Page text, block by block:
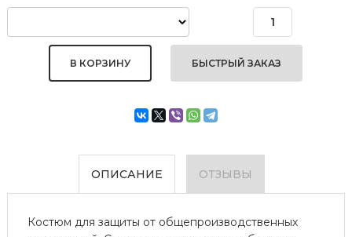
БЫСТРЫЙ ЗАКАЗ
ОПИСАНИЕ ОТЗЫВЫ
Костюм для защиты от общепроизводственных